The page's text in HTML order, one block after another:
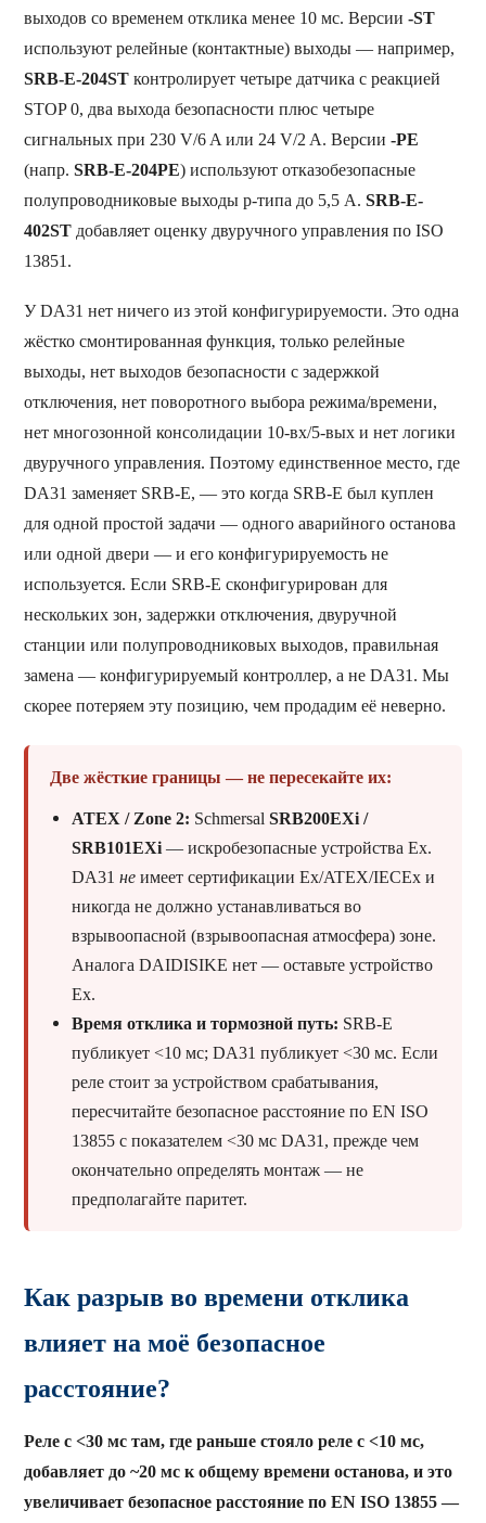
выходов со временем отклика менее 10 мс. Версии -ST
используют релейные (контактные) выходы — например,
SRB-E-204ST контролирует четыре датчика с реакцией
STOP 0, два выхода безопасности плюс четыре
сигнальных при 230 V/6 A или 24 V/2 A. Версии -PE
(напр. SRB-E-204PE) используют отказобезопасные
полупроводниковые выходы p-типа до 5,5 A. SRB-E-
402ST добавляет оценку двуручного управления по ISO
13851.
У DA31 нет ничего из этой конфигурируемости. Это одна
жёстко смонтированная функция, только релейные
выходы, нет выходов безопасности с задержкой
отключения, нет поворотного выбора режима/времени,
нет многозонной консолидации 10-вх/5-вых и нет логики
двуручного управления. Поэтому единственное место, где
DA31 заменяет SRB-E, — это когда SRB-E был куплен
для одной простой задачи — одного аварийного останова
или одной двери — и его конфигурируемость не
используется. Если SRB-E сконфигурирован для
нескольких зон, задержки отключения, двуручной
станции или полупроводниковых выходов, правильная
замена — конфигурируемый контроллер, а не DA31. Мы
скорее потеряем эту позицию, чем продадим её неверно.
Две жёсткие границы — не пересекайте их:
ATEX / Zone 2: Schmersal SRB200EXi /
SRB101EXi — искробезопасные устройства Ex.
DA31 не имеет сертификации Ex/ATEX/IECEx и
никогда не должно устанавливаться во
взрывоопасной (взрывоопасная атмосфера) зоне.
Аналога DAIDISIKE нет — оставьте устройство
Ex.
Время отклика и тормозной путь: SRB-E
публикует <10 мс; DA31 публикует <30 мс. Если
реле стоит за устройством срабатывания,
пересчитайте безопасное расстояние по EN ISO
13855 с показателем <30 мс DA31, прежде чем
окончательно определять монтаж — не
предполагайте паритет.
Как разрыв во времени отклика
влияет на моё безопасное
расстояние?
Реле с <30 мс там, где раньше стояло реле с <10 мс,
добавляет до ~20 мс к общему времени останова, и это
увеличивает безопасное расстояние по EN ISO 13855 —